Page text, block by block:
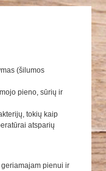
(šilumos
pieno, sūrių ir
tokių kaip
atsparių
pienui ir